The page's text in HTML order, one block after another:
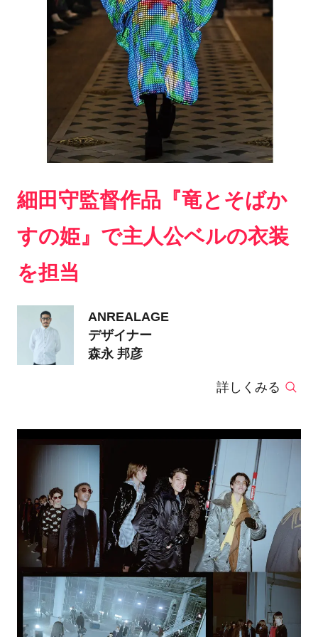
細田守監督作品『竜とそばか
すの姫』で主人公ベルの衣装
を担当
ANREALAGE
デザイナー
森永 邦彦
詳しくみる